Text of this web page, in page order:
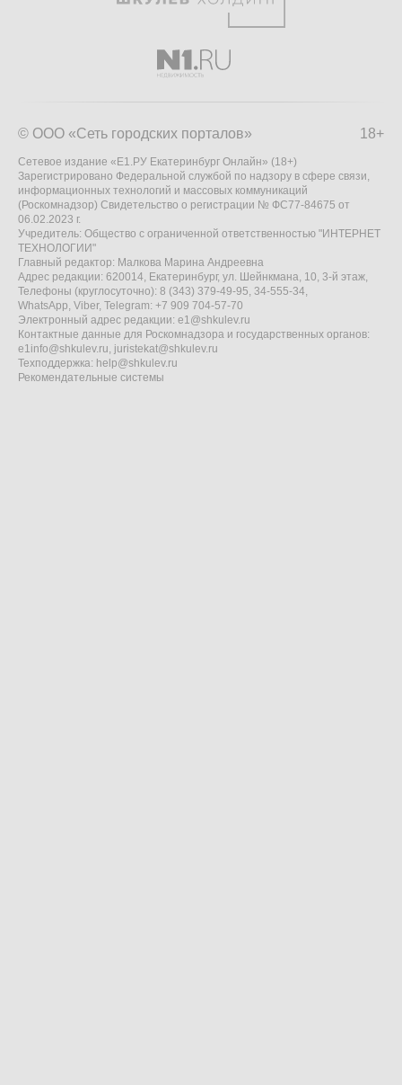
18+
© ООО «Сеть городских порталов»
Сетевое издание «Е1.РУ Екатеринбург Онлайн» (18+)
Зарегистрировано Федеральной службой по надзору в сфере связи,
информационных технологий и массовых коммуникаций
(Роскомнадзор) Свидетельство о регистрации № ФС77-84675 от
06.02.2023 г.
Учредитель: Общество с ограниченной ответственностью "ИНТЕРНЕТ
ТЕХНОЛОГИИ"
Главный редактор: Малкова Марина Андреевна
Адрес редакции: 620014, Екатеринбург, ул. Шейнкмана, 10, 3-й этаж,
Телефоны (круглосуточно): 8 (343) 379-49-95, 34-555-34,
WhatsApp, Viber, Telegram: +7 909 704-57-70
Электронный адрес редакции: e1@shkulev.ru
Контактные данные для Роскомнадзора и государственных органов:
e1info@shkulev.ru, juristekat@shkulev.ru
Техподдержка: help@shkulev.ru
Рекомендательные системы